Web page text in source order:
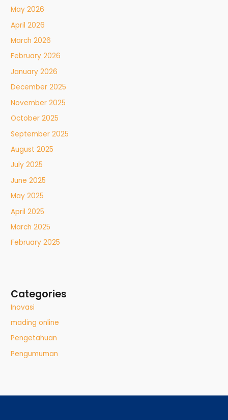
May 2026
April 2026
March 2026
February 2026
January 2026
December 2025
November 2025
October 2025
September 2025
August 2025
July 2025
June 2025
May 2025
April 2025
March 2025
February 2025
Categories
Inovasi
mading online
Pengetahuan
Pengumuman